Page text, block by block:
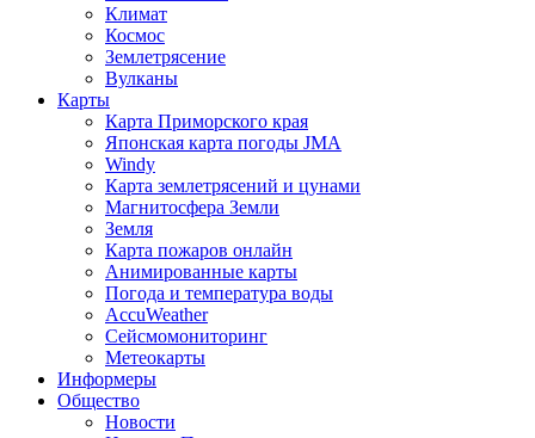
Климат
Космос
Землетрясение
Вулканы
Карты
Карта Приморского края
Японская карта погоды JMA
Windy
Карта землетрясений и цунами
Магнитосфера Земли
Земля
Карта пожаров онлайн
Анимированные карты
Погода и температура воды
AccuWeather
Сейсмомониторинг
Метеокарты
Информеры
Общество
Новости